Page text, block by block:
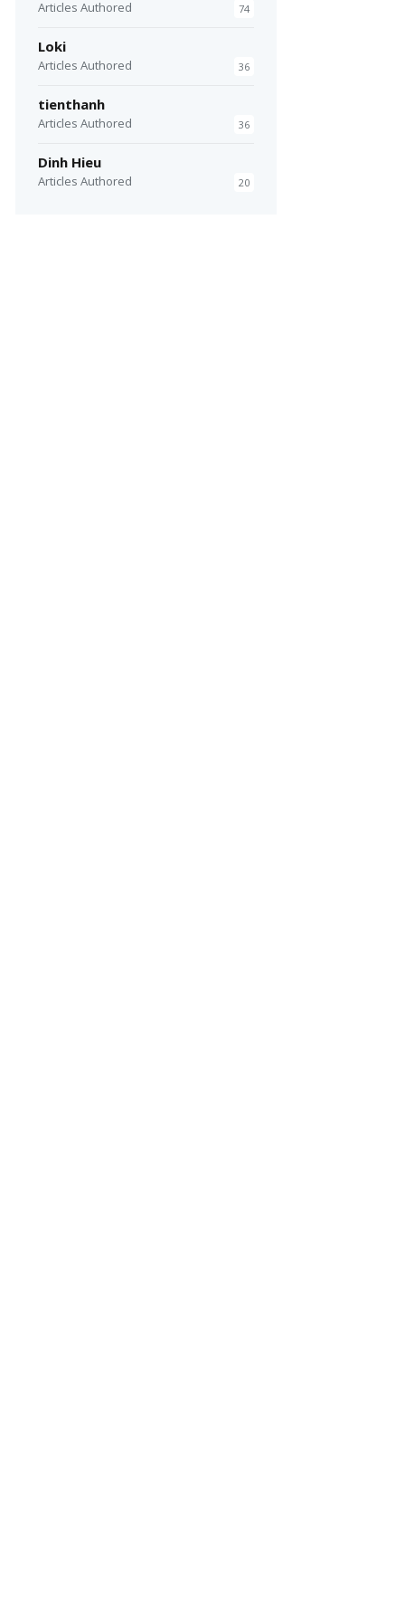
Articles Authored 74
Loki
Articles Authored 36
tienthanh
Articles Authored 36
Dinh Hieu
Articles Authored 20